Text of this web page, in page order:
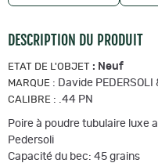
DESCRIPTION DU PRODUIT
ETAT DE L'OBJET : Neuf
MARQUE : Davide PEDERSOLI
CALIBRE : .44 PN
Poire à poudre tubulaire luxe
Pedersoli
Capacité du bec: 45 grains